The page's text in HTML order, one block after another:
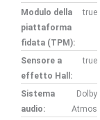
Modulo della
piattaforma
fidata (TPM):
true
Sensore a
effetto Hall:
true
Sistema
audio:
Dolby
Atmos